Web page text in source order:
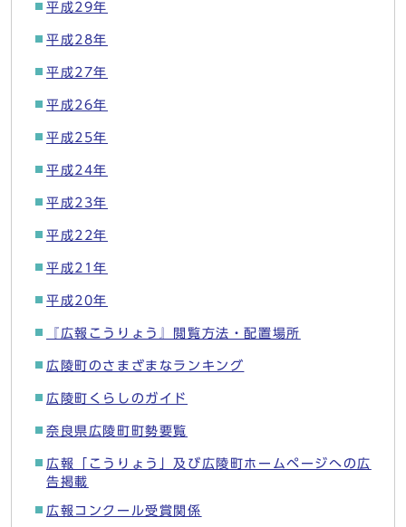
平成29年
平成28年
平成27年
平成26年
平成25年
平成24年
平成23年
平成22年
平成21年
平成20年
『広報こうりょう』閲覧方法・配置場所
広陵町のさまざまなランキング
広陵町くらしのガイド
奈良県広陵町町勢要覧
広報「こうりょう」及び広陵町ホームページへの広
告掲載
広報コンクール受賞関係